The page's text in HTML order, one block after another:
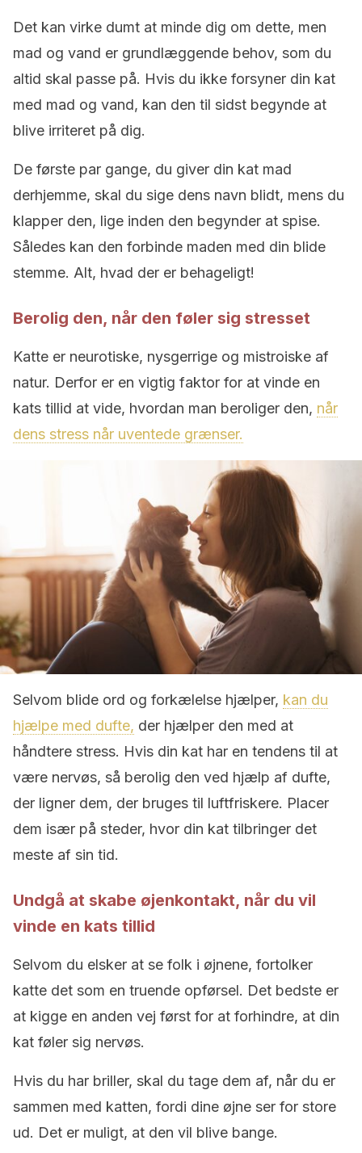
Det kan virke dumt at minde dig om dette, men
mad og vand er grundlæggende behov, som du
altid skal passe på. Hvis du ikke forsyner din kat
med mad og vand, kan den til sidst begynde at
blive irriteret på dig.
De første par gange, du giver din kat mad
derhjemme, skal du sige dens navn blidt, mens du
klapper den, lige inden den begynder at spise.
Således kan den forbinde maden med din blide
stemme. Alt, hvad der er behageligt!
Berolig den, når den føler sig stresset
Katte er neurotiske, nysgerrige og mistroiske af
natur. Derfor er en vigtig faktor for at vinde en
kats tillid at vide, hvordan man beroliger den, når
dens stress når uventede grænser.
Selvom blide ord og forkælelse hjælper, kan du
hjælpe med dufte, der hjælper den med at
håndtere stress. Hvis din kat har en tendens til at
være nervøs, så berolig den ved hjælp af dufte,
der ligner dem, der bruges til luftfriskere. Placer
dem især på steder, hvor din kat tilbringer det
meste af sin tid.
Undgå at skabe øjenkontakt, når du vil
vinde en kats tillid
Selvom du elsker at se folk i øjnene, fortolker
katte det som en truende opførsel. Det bedste er
at kigge en anden vej først for at forhindre, at din
kat føler sig nervøs.
Hvis du har briller, skal du tage dem af, når du er
sammen med katten, fordi dine øjne ser for store
ud. Det er muligt, at den vil blive bange.